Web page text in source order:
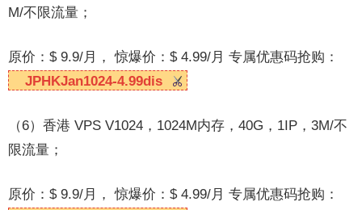
M/不限流量；
原价：$ 9.9/月， 惊爆价：$ 4.99/月 专属优惠码抢购：
JPHKJan1024-4.99dis
（6）香港 VPS V1024，1024M内存，40G，1IP，3M/不
限流量；
原价：$ 9.9/月， 惊爆价：$ 4.99/月 专属优惠码抢购：